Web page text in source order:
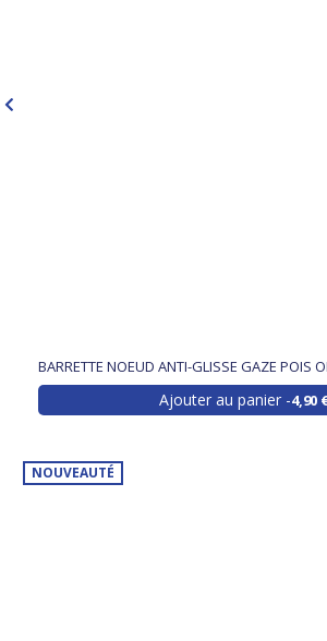
BARRETTE NOEUD ANTI-GLISSE GAZE POIS
Ajouter au panier 4,90
NOUVEAUTÉ